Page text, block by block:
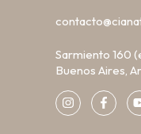
Sarmiento 160
Buenos Aires,